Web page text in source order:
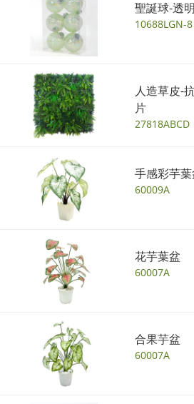
聖誕球-透
10688LGN-8
人造草皮-
片
27818ABCD
手感彩芋葉
60009A
花芋葉盆
60007A
合果芋盆
60007A